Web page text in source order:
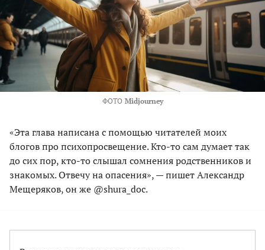
ФОТО Midjourney
«Эта глава написана с помощью читателей моих
блогов про психопросвещение. Кто-то сам думает так
до сих пор, кто-то слышал сомнения родственников и
знакомых. Отвечу на опасения», — пишет Александр
Мещеряков, он же @shura_doc.